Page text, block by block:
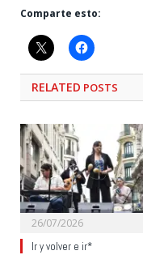
Comparte esto:
RELATED POSTS
26/07/2026
Ir y volver e ir*